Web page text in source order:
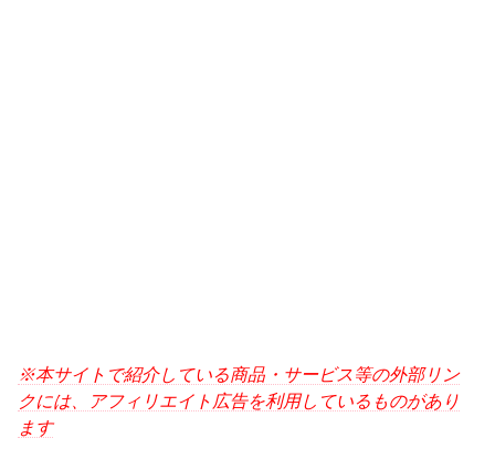
※本サイトで紹介している商品・サービス等の外部リン
クには、アフィリエイト広告を利用しているものがあり
ます